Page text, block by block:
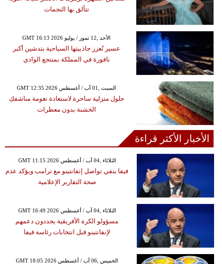
تتألق بها النجمات
GMT 16:13 2026 الأحد ,12 تموز / يوليو
عسير تُعزز جاذبيتها السياحية بتدشين أكبر
نافورة في المملكة بمنتجع الوادي
GMT 12:35 2026 السبت ,01 آب / أغسطس
حلول منزلية ساحرة لاستعادة نعومة مناشفكِ
الخشنة بدون معطرات
الأخبار الأكثر قراءة
GMT 11:15 2026 الثلاثاء ,04 آب / أغسطس
فيفا ينفي تواصل إنفانتينو مع ترامب ويؤكد عدم
صحة التقارير الإعلامية
GMT 16:49 2026 الثلاثاء ,04 آب / أغسطس
مسؤولو الكرة الأفريقية يجددون دعمهم
لإنفانتينو قبل انتخابات رئاسة فيفا
GMT 18:05 2026 الخميس ,06 آب / أغسطس